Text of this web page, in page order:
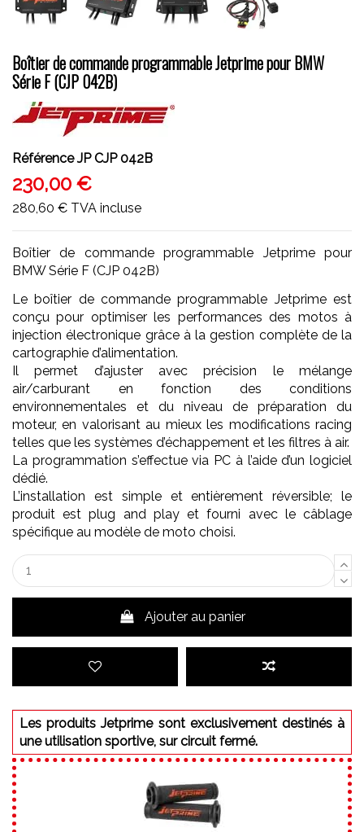
Boîtier de commande programmable Jetprime pour BMW
Série F (CJP 042B)
Référence JP CJP 042B
230,00 €
280,60 € TVA incluse
Boîtier de commande programmable Jetprime pour
BMW Série F (CJP 042B)
Le boîtier de commande programmable Jetprime est
conçu pour optimiser les performances des motos à
injection électronique grâce à la gestion complète de la
cartographie d’alimentation.
Il permet d’ajuster avec précision le mélange
air/carburant en fonction des conditions
environnementales et du niveau de préparation du
moteur, en valorisant au mieux les modifications racing
telles que les systèmes d’échappement et les filtres à air.
La programmation s’effectue via PC à l’aide d’un logiciel
dédié.
L’installation est simple et entièrement réversible; le
produit est plug and play et fourni avec le câblage
spécifique au modèle de moto choisi.
Ajouter au panier
Les produits Jetprime sont exclusivement destinés à
une utilisation sportive, sur circuit fermé.